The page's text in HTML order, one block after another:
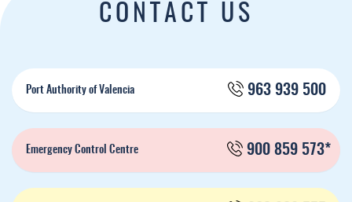
CONTACT US
Port Authority of Valencia 963 939 500
Emergency Control Centre 900 859 573*